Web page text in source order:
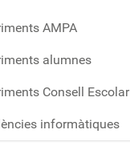
AMPA
alumnes
Consell Escolar
informàtiques